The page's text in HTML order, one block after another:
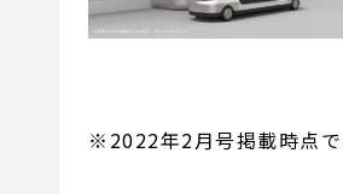
※2022年2月号掲載時点